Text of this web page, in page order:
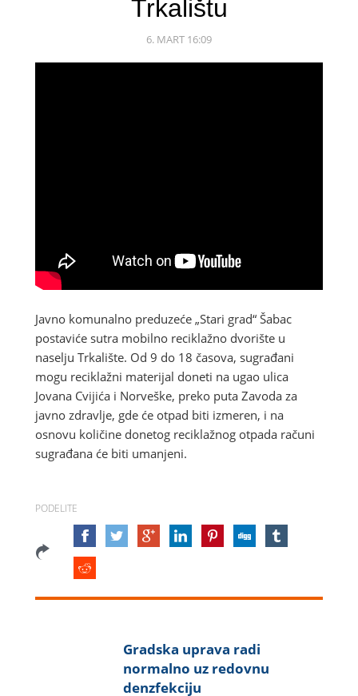
Trkalištu
6. MART 16:09
Javno komunalno preduzeće „Stari grad“ Šabac
postaviće sutra mobilno reciklažno dvorište u
naselju Trkalište. Od 9 do 18 časova, sugrađani
mogu reciklažni materijal doneti na ugao ulica
Jovana Cvijića i Norveške, preko puta Zavoda za
javno zdravlje, gde će otpad biti izmeren, i na
osnovu količine donetog reciklažnog otpada računi
sugrađana će biti umanjeni.
PODELITE
Gradska uprava radi
normalno uz redovnu
denzfekciju